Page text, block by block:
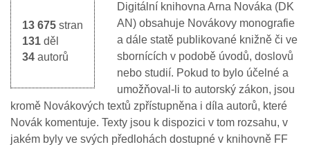
13 675 stran
131 děl
34 autorů
Digitální knihovna Arna Nováka (DK
AN) obsahuje Novákovy monografie
a dále statě publikované knižně či ve
sbornících v podobě úvodů, doslovů
nebo studií. Pokud to bylo účelné a
umožňoval-li to autorský zákon, jsou
kromě Novákových textů zpřístupněna i díla autorů, které
Novák komentuje. Texty jsou k dispozici v tom rozsahu, v
jakém byly ve svých předlohách dostupné v knihovně FF